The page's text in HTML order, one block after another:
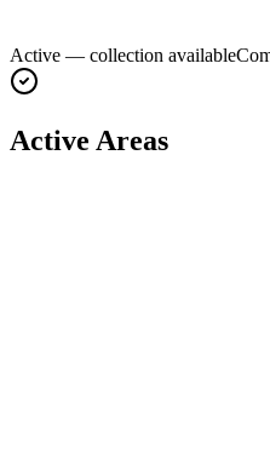
Active — collection available
Active Areas